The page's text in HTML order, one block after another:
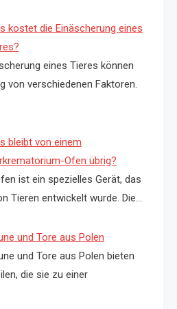
kostet die Einäscherung eines
eines Tieres können
von verschiedenen Faktoren.
bleibt von einem
Ofen übrig?
ist ein spezielles Gerät, das
Tieren entwickelt wurde. Die…
und Tore aus Polen
und Tore aus Polen bieten
die sie zu einer